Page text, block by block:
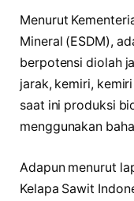
Menurut
Mineral (ESDM),
berpotensi diolah
jarak, kemiri,
saat ini produksi
menggunakan
Adapun menurut
Kelapa Sawit